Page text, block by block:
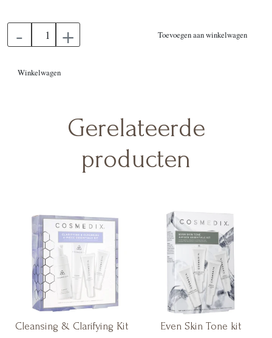
- + Toevoegen aan winkelwagen
Winkelwagen
Gerelateerde
producten
Cleansing & Clarifying Kit Even Skin Tone kit